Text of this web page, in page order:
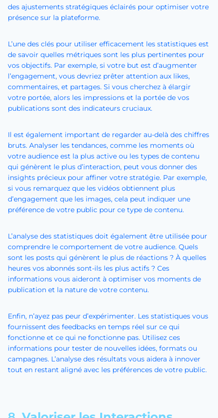
des ajustements stratégiques éclairés pour optimiser votre
présence sur la plateforme.
L’une des clés pour utiliser efficacement les statistiques est
de savoir quelles métriques sont les plus pertinentes pour
vos objectifs. Par exemple, si votre but est d’augmenter
l’engagement, vous devriez prêter attention aux likes,
commentaires, et partages. Si vous cherchez à élargir
votre portée, alors les impressions et la portée de vos
publications sont des indicateurs cruciaux.
Il est également important de regarder au-delà des chiffres
bruts. Analyser les tendances, comme les moments où
votre audience est la plus active ou les types de contenu
qui génèrent le plus d’interaction, peut vous donner des
insights précieux pour affiner votre stratégie. Par exemple,
si vous remarquez que les vidéos obtiennent plus
d’engagement que les images, cela peut indiquer une
préférence de votre public pour ce type de contenu.
L’analyse des statistiques doit également être utilisée pour
comprendre le comportement de votre audience. Quels
sont les posts qui génèrent le plus de réactions ? À quelles
heures vos abonnés sont-ils les plus actifs ? Ces
informations vous aideront à optimiser vos moments de
publication et la nature de votre contenu.
Enfin, n’ayez pas peur d’expérimenter. Les statistiques vous
fournissent des feedbacks en temps réel sur ce qui
fonctionne et ce qui ne fonctionne pas. Utilisez ces
informations pour tester de nouvelles idées, formats ou
campagnes. L’analyse des résultats vous aidera à innover
tout en restant aligné avec les préférences de votre public.